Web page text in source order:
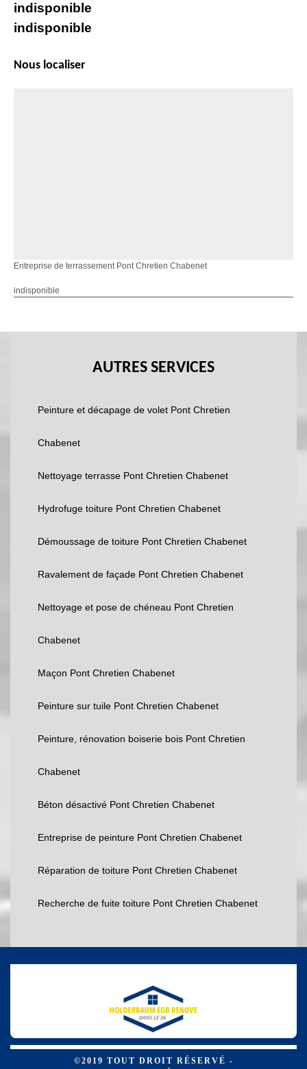
indisponible
indisponible
Nous localiser
Entreprise de terrassement Pont Chretien Chabenet
indisponible
AUTRES SERVICES
Peinture et décapage de volet Pont Chretien
Chabenet
Nettoyage terrasse Pont Chretien Chabenet
Hydrofuge toiture Pont Chretien Chabenet
Démoussage de toiture Pont Chretien Chabenet
Ravalement de façade Pont Chretien Chabenet
Nettoyage et pose de chéneau Pont Chretien
Chabenet
Maçon Pont Chretien Chabenet
Peinture sur tuile Pont Chretien Chabenet
Peinture, rénovation boiserie bois Pont Chretien
Chabenet
Béton désactivé Pont Chretien Chabenet
Entreprise de peinture Pont Chretien Chabenet
Réparation de toiture Pont Chretien Chabenet
Recherche de fuite toiture Pont Chretien Chabenet
©2019 TOUT DROIT RÉSERVÉ -